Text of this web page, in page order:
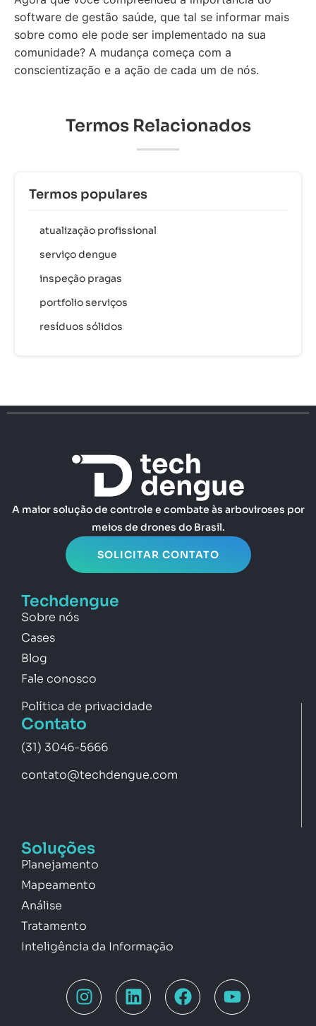
software de gestão saúde, que tal se informar mais
sobre como ele pode ser implementado na sua
comunidade? A mudança começa com a
conscientização e a ação de cada um de nós.
Termos Relacionados
Termos populares
atualização profissional
serviço dengue
inspeção pragas
portfolio serviços
resíduos sólidos
A maior solução de controle e combate às arboviroses por
meios de drones do Brasil.
SOLICITAR CONTATO
Techdengue
Sobre nós
Cases
Blog
Fale conosco
Política de privacidade
Contato
(31) 3046-5666
contato@techdengue.com
Soluções
Planejamento
Mapeamento
Análise
Tratamento
Inteligência da Informação